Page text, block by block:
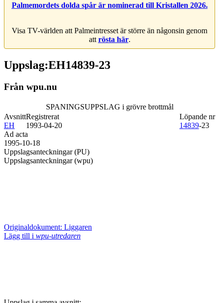
Palmemordets dolda spår är nominerad till Kristallen 2026.
Visa TV-världen att Palmeintresset är större än någonsin genom
att rösta här.
Uppslag:EH14839-23
Från wpu.nu
SPANINGSUPPSLAG i grövre brottmål
Avsnitt
EH
Löpande nr
14839-23
Registrerat
1993-04-20
Ad acta
1995-10-18
Uppslagsanteckningar (PU)
Uppslagsanteckningar (wpu)
Originaldokument: Liggaren
Lägg till i wpu-utredaren